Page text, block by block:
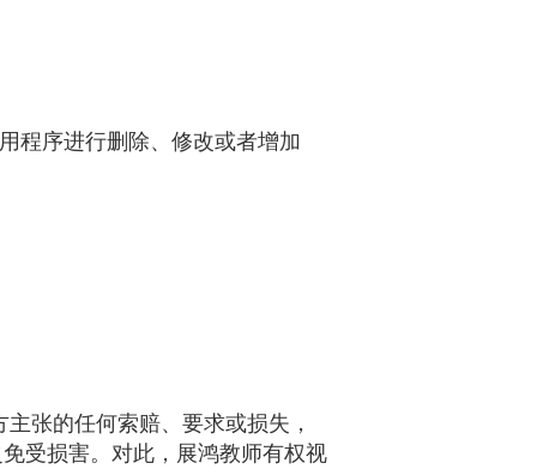
程序进行删除、修改或者增加
张的任何索赔、要求或损失，
受损害。对此，展鸿教师有权视